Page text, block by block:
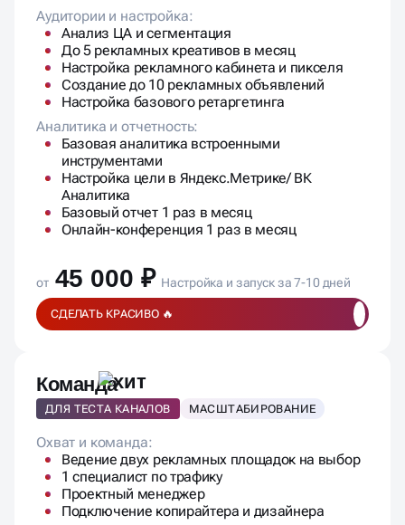
Аудитории и настройка:
Анализ ЦА и сегментация
До 5 рекламных креативов в месяц
Настройка рекламного кабинета и пикселя
Создание до 10 рекламных объявлений
Настройка базового ретаргетинга
Аналитика и отчетность:
Базовая аналитика встроенными
инструментами
Настройка цели в Яндекс.Метрике/ ВК
Аналитика
Базовый отчет 1 раз в месяц
Онлайн-конференция 1 раз в месяц
от 45 000 ₽ Настройка и запуск за 7-10 дней
СДЕЛАТЬ КРАСИВО 🔥
Команда
ДЛЯ ТЕСТА КАНАЛОВ МАСШТАБИРОВАНИЕ
Охват и команда:
Ведение двух рекламных площадок на выбор
1 специалист по трафику
Проектный менеджер
Подключение копирайтера и дизайнера